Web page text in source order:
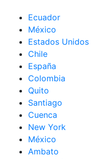
Ecuador
México
Estados Unidos
Chile
España
Colombia
Quito
Santiago
Cuenca
New York
México
Ambato